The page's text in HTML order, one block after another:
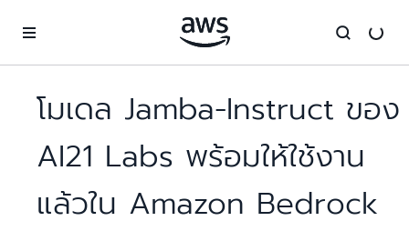
โมเดล Jamba-Instruct ของ
AI21 Labs พร้อมให้ใช้งาน
แล้วใน Amazon Bedrock